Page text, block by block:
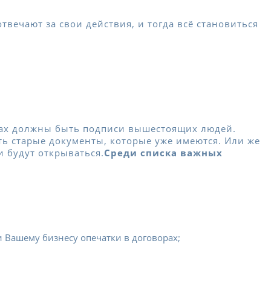
за свои действия, и тогда всё становиться
должны быть подписи вышестоящих людей.
старые документы, которые уже имеются. Или же
открываться.Среди списка важных
бизнесу опечатки в договорах;